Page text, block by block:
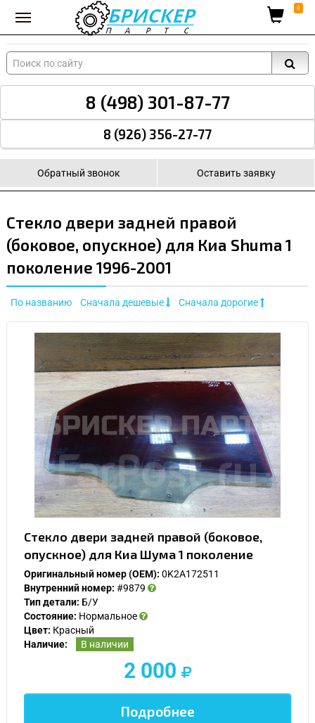
Вход для поставщиков 0
8 (498) 301-87-77
8 (926) 356-27-77
Обратный звонок Оставить заявку
Стекло двери задней правой
(боковое, опускное) для Киа Shuma 1
поколение 1996-2001
По названию Сначала дешевые Сначала дорогие
Стекло двери задней правой (боковое,
опускное) для Киа Шума 1 поколение
Оригинальный номер (OEM): 0K2A172511
Внутренний номер: #9879
Тип детали: Б/У
Состояние: Нормальное
Цвет: Красный
Наличие:
В наличии
2 000
Подробнее